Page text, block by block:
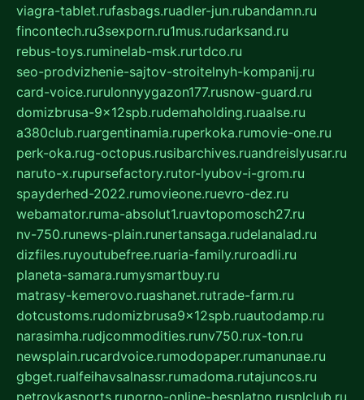
viagra-tablet.rufasbags.ruadler-jun.rubandamn.ru
fincontech.ru3sexporn.ru1mus.rudarksand.ru
rebus-toys.ruminelab-msk.rurtdco.ru
seo-prodvizhenie-sajtov-stroitelnyh-kompanij.ru
card-voice.rurulonnyygazon177.rusnow-guard.ru
domizbrusa-9x12spb.rudemaholding.ruaalse.ru
a380club.ruargentinamia.ruperkoka.rumovie-one.ru
perk-oka.rug-octopus.rusibarchives.ruandreislyusar.ru
naruto-x.rupursefactory.rutor-lyubov-i-grom.ru
spayderhed-2022.rumovieone.ruevro-dez.ru
webamator.ruma-absolut1.ruavtopomosch27.ru
nv-750.runews-plain.runertansaga.rudelanalad.ru
dizfiles.ruyoutubefree.ruaria-family.ruroadli.ru
planeta-samara.rumysmartbuy.ru
matrasy-kemerovo.ruashanet.rutrade-farm.ru
dotcustoms.rudomizbrusa9x12spb.ruautodamp.ru
narasimha.rudjcommodities.runv750.rux-ton.ru
newsplain.rucardvoice.rumodopaper.rumanunae.ru
gbget.rualfeihavsalnassr.rumadoma.rutajuncos.ru